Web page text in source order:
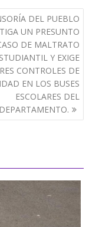
DEL PUEBLO
UN PRESUNTO
DE MALTRATO
Y EXIGE
CONTROLES DE
EN LOS BUSES
ESCOLARES DEL
DEPARTAMENTO.